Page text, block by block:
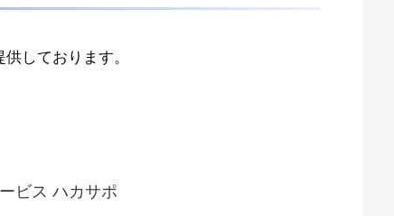
しております。
ビス ハカサポ